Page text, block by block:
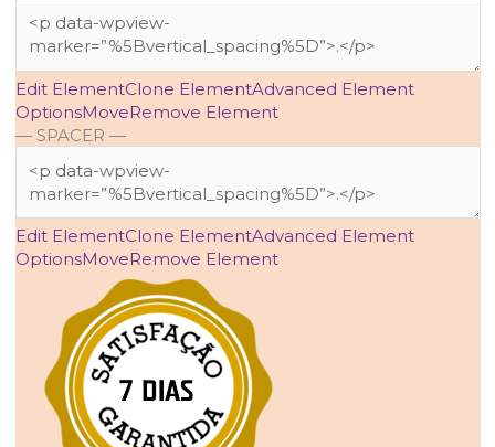
Edit ElementClone ElementAdvanced Element
OptionsMoveRemove Element
— SPACER —
Edit ElementClone ElementAdvanced Element
OptionsMoveRemove Element